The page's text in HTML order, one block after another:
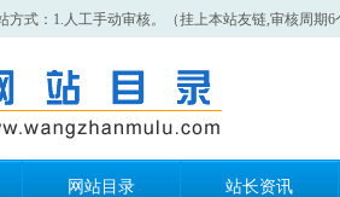
方式：1.人工手动审核。（挂上本站友链,审核周期6
网站目录 站长资讯